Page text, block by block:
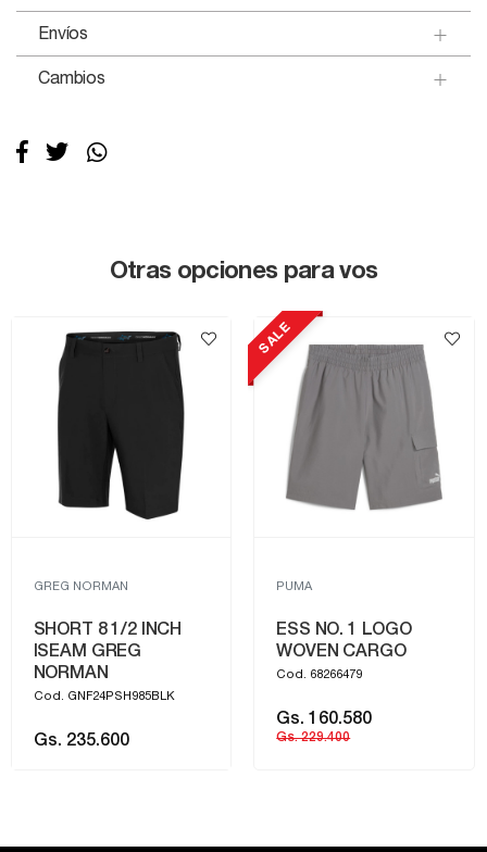
Envíos
Cambios
Otras opciones para vos
GREG NORMAN
SHORT 8 1/2 INCH
ISEAM GREG
NORMAN
Cod. GNF24PSH985BLK
Gs. 235.600
SALE
PUMA
ESS NO. 1 LOGO
WOVEN CARGO
Cod. 68266479
Gs. 160.580
Gs. 229.400